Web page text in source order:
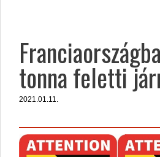
tonna feletti
2021.01.11.